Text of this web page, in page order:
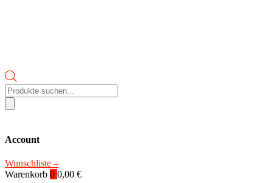
Products
search
Account
Wunschliste –
Warenkorb 0 0,00 €